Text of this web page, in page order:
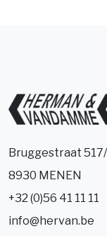
Bruggestraat
8930 MENEN
+32 (0)56 41 11 11
info@hervan.be